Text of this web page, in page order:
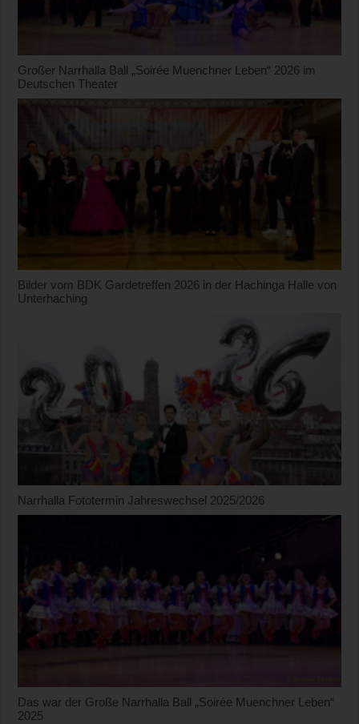
Großer Narrhalla Ball „Soirée Muenchner Leben“ 2026 im
Deutschen Theater
Bilder vom BDK Gardetreffen 2026 in der Hachinga Halle von
Unterhaching
Narrhalla Fototermin Jahreswechsel 2025/2026
Das war der Große Narrhalla Ball „Soirée Muenchner Leben“
2025